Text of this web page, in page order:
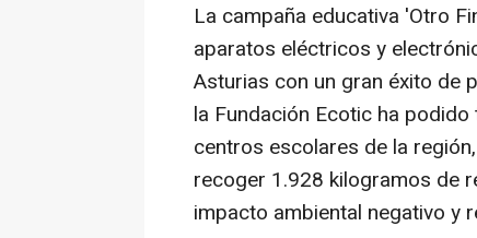
La campaña educativa 'Otro
aparatos eléctricos y
Asturias con un gran éxito de
la Fundación Ecotic ha
centros escolares de la
recoger 1.928 kilogramos de
impacto ambiental negativo y